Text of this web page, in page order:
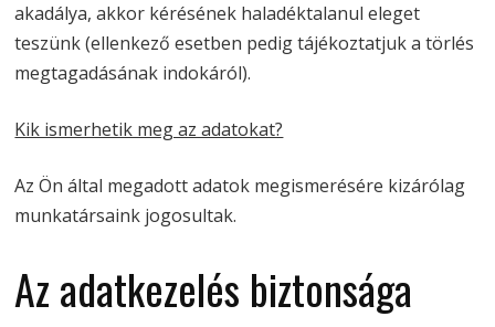
akadálya, akkor kérésének haladéktalanul eleget
teszünk (ellenkező esetben pedig tájékoztatjuk a törlés
megtagadásának indokáról).
Kik ismerhetik meg az adatokat?
Az Ön által megadott adatok megismerésére kizárólag
munkatársaink jogosultak.
Az adatkezelés biztonsága